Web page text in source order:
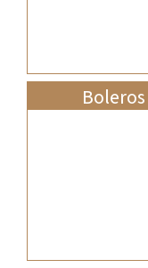
Boleros